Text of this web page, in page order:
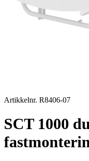
Artikkelnr. R8406-07
SCT 1000